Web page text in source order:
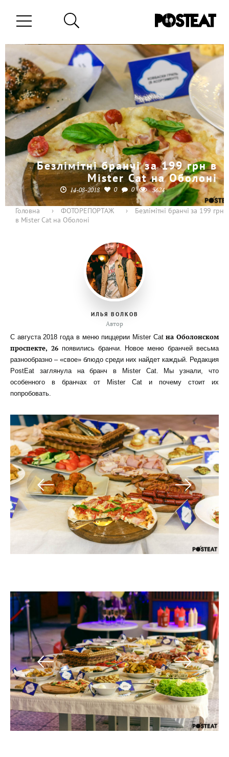
Безлімітні бранчі за 199 грн в
Mister Cat на Оболоні
14-08-2018 0 0 3624
Головна › ФОТОРЕПОРТАЖ ›
Безлімітні бранчі за 199 грн
в Mister Cat на Оболоні
ИЛЬЯ ВОЛКОВ
Автор
С августа 2018 года в меню пиццерии Mister Catна Оболонском
проспекте, 26появились бранчи. Новое меню бранчей весьма
разнообразно – «свое» блюдо среди них найдет каждый. Редакция
PostEat заглянула на бранч в Mister Cat. Мы узнали, что
особенного в бранчах от Mister Cat и почему стоит их
попробовать.